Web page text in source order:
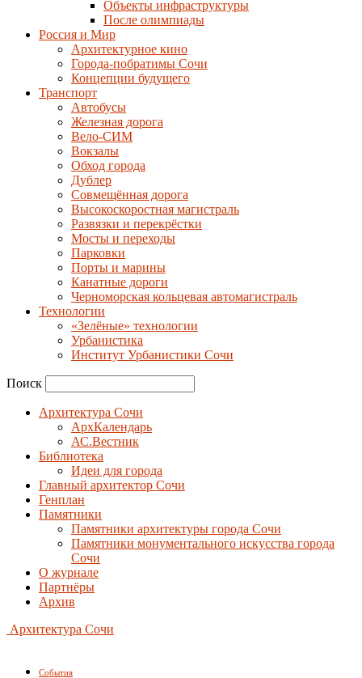
Объекты инфраструктуры
После олимпиады
Россия и Мир
Архитектурное кино
Города-побратимы Сочи
Концепции будущего
Транспорт
Автобусы
Железная дорога
Вело-СИМ
Вокзалы
Обход города
Дублер
Совмещённая дорога
Высокоскоростная магистраль
Развязки и перекрёстки
Мосты и переходы
Парковки
Порты и марины
Канатные дороги
Черноморская кольцевая автомагистраль
Технологии
«Зелёные» технологии
Урбанистика
Институт Урбанистики Сочи
Поиск
Архитектура Сочи
АрхКалендарь
АС.Вестник
Библиотека
Идеи для города
Главный архитектор Сочи
Генплан
Памятники
Памятники архитектуры города Сочи
Памятники монументального искусства города
Сочи
О журнале
Партнёры
Архив
Архитектура Сочи
События